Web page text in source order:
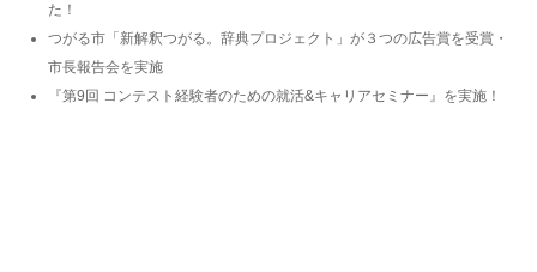
た！
つがる市「新解釈つがる。辞典プロジェクト」が３つの広告賞を受賞・
市長報告会を実施
『第9回 コンテスト経験者のための就活&キャリアセミナー』を実施！